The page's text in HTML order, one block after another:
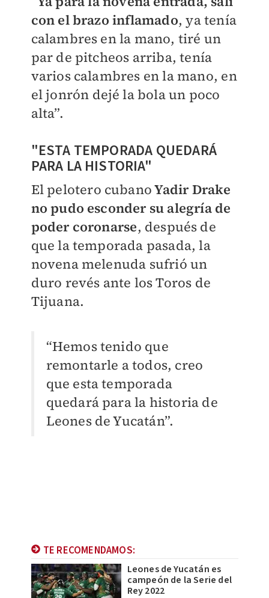
con el brazo inflamado, ya tenía
calambres en la mano, tiré un
par de pitcheos arriba, tenía
varios calambres en la mano, en
el jonrón dejé la bola un poco
alta”.
"ESTA TEMPORADA QUEDARÁ
PARA LA HISTORIA"
El pelotero cubanoYadir Drake
no pudo esconder su alegría de
poder coronarse, después de
que la temporada pasada, la
novena melenuda sufrió un
duro revés ante los Toros de
Tijuana.
“Hemos tenido que
remontarle a todos, creo
que esta temporada
quedará para la historia de
Leones de Yucatán”.
TE RECOMENDAMOS:
Leones de Yucatán es
campeón de la Serie del
Rey 2022